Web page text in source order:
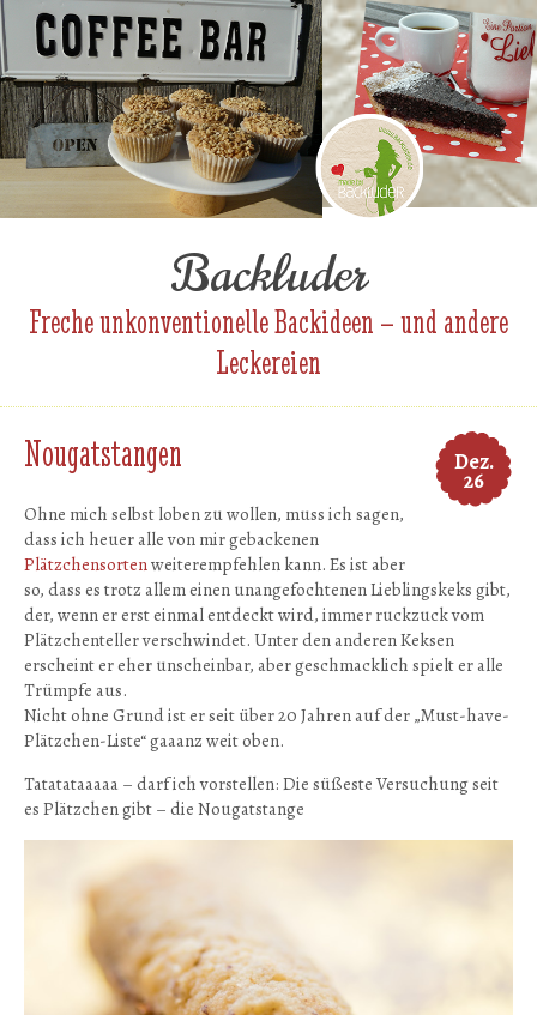
Backluder
Freche unkonventionelle Backideen – und andere
Leckereien
Dez.
26
Nougatstangen
Ohne mich selbst loben zu wollen, muss ich sagen,
dass ich heuer alle von mir gebackenen
Plätzchensortenweiterempfehlen kann. Es ist aber
so, dass es trotz allem einen unangefochtenen Lieblingskeks gibt,
der, wenn er erst einmal entdeckt wird, immer ruckzuck vom
Plätzchenteller verschwindet. Unter den anderen Keksen
erscheint er eher unscheinbar, aber geschmacklich spielt er alle
Trümpfe aus.
Nicht ohne Grund ist er seit über 20 Jahren auf der „Must-have-
Plätzchen-Liste“ gaaanz weit oben.
Tatatataaaaa – darf ich vorstellen: Die süßeste Versuchung seit
es Plätzchen gibt – die Nougatstange